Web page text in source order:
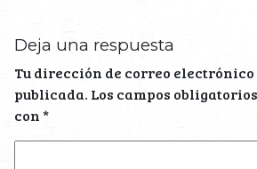
Deja una respuesta
Tu dirección de correo electrónico
publicada. Los campos
con*